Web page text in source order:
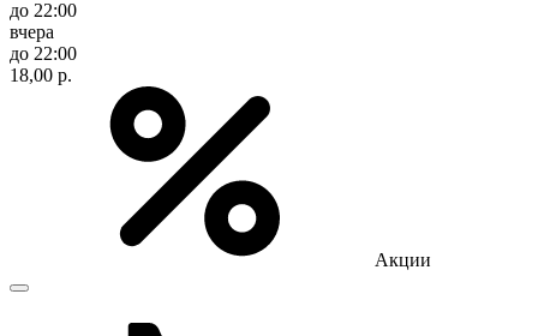
до 22:00
вчера
до 22:00
18,00 р.
Акции